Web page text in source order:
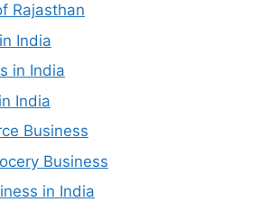
Rajasthan
India
in India
India
Business
Business
in India